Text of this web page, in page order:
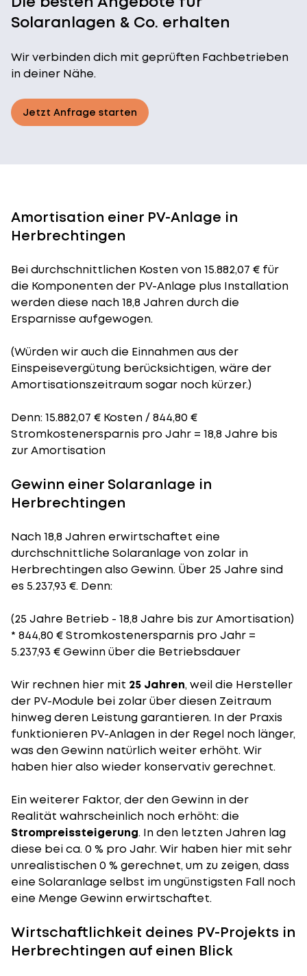
Solaranlagen & Co. erhalten
Wir verbinden dich mit geprüften Fachbetrieben
in deiner Nähe.
Jetzt Anfrage starten
Amortisation einer PV-Anlage in
Herbrechtingen
Bei durchschnittlichen Kostenvon 15.882,07 € für
die Komponenten der PV-Anlage plus Installation
werden diese nach 18,8 Jahren durch die
Ersparnisse aufgewogen.
(Würden wir auch die Einnahmen aus der
Einspeisevergütung berücksichtigen, wäre der
Amortisationszeitraumsogar noch kürzer.)
Denn: 15.882,07 € Kosten / 844,80 €
Stromkostenersparnis pro Jahr = 18,8 Jahre bis
zur Amortisation
Gewinn einer Solaranlage in
Herbrechtingen
Nach 18,8 Jahren erwirtschaftet eine
durchschnittliche Solaranlage von zolar in
Herbrechtingen also Gewinn. Über 25 Jahre sind
es 5.237,93 €. Denn:
(25 Jahre Betrieb - 18,8 Jahre bis zur Amortisation)
* 844,80 € Stromkostenersparnis pro Jahr =
5.237,93 € Gewinn über die Betriebsdauer
Wir rechnen hier mit 25 Jahren, weil die Hersteller
der PV-Module bei zolar über diesen Zeitraum
hinweg deren Leistung garantieren. In der Praxis
funktionieren PV-Anlagen in der Regel noch länger,
was den Gewinn natürlich weiter erhöht. Wir
haben hier also wieder konservativ gerechnet.
Ein weiterer Faktor, der den Gewinn in der
Realität wahrscheinlich noch erhöht: die
Strompreissteigerung. In den letzten Jahren lag
diese bei ca. 0 % pro Jahr. Wir haben hier mit sehr
unrealistischen 0 % gerechnet, um zu zeigen, dass
eine Solaranlage selbst im ungünstigsten Fall noch
eine Menge Gewinn erwirtschaftet.
Wirtschaftlichkeit deines PV-Projekts in
Herbrechtingen auf einen Blick